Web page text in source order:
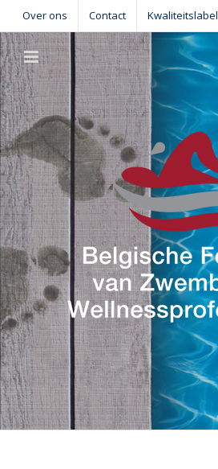
content
Over ons Contact Kwaliteitslabel